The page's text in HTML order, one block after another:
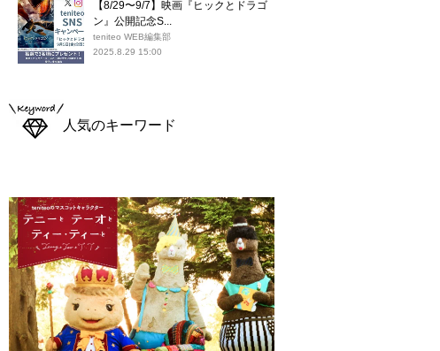
【8/29〜9/7】映画『ヒックとドラゴ
ン』公開記念S...
teniteo WEB編集部
2025.8.29 15:00
人気のキーワード